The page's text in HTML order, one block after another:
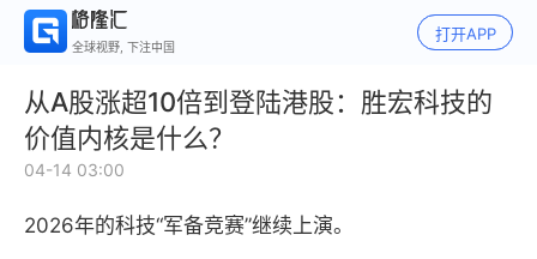
全球视野, 下注中国
打开APP
从A股涨超10倍到登陆港股：胜宏科技的
价值内核是什么？
04-14 03:00
2026年的科技“军备竞赛”继续上演。